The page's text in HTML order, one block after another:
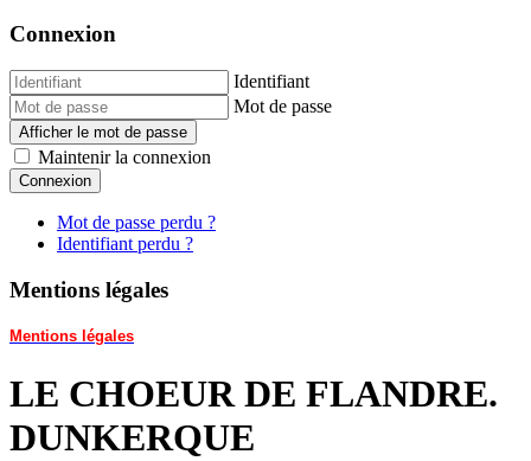
Connexion
Identifiant
Mot de passe
Afficher le mot de passe
Maintenir la connexion
Connexion
Mot de passe perdu ?
Identifiant perdu ?
Mentions légales
Mentions légales
LE CHOEUR DE FLANDRE.
DUNKERQUE